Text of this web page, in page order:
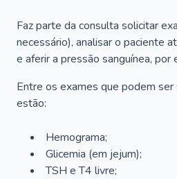
Faz parte da consulta solicitar
necessário), analisar o paciente
e aferir a pressão sanguínea, por
Entre os exames que podem
estão:
Hemograma;
Glicemia (em jejum);
TSH e T4 livre;